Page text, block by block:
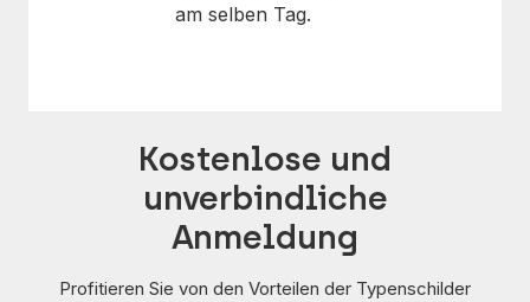
am selben Tag.
Kostenlose und
unverbindliche
Anmeldung
Profitieren Sie von den Vorteilen der Typenschilder